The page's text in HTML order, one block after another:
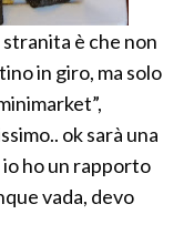
stranita è che non
in giro, ma solo
ok sarà una
ho un rapporto
vada, devo